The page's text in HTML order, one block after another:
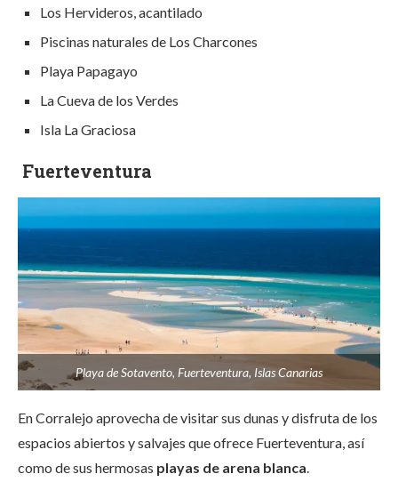
Los Hervideros, acantilado
Piscinas naturales de Los Charcones
Playa Papagayo
La Cueva de los Verdes
Isla La Graciosa
Fuerteventura
Playa de Sotavento, Fuerteventura, Islas Canarias
En Corralejo aprovecha de visitar sus dunas y disfruta de los
espacios abiertos y salvajes que ofrece Fuerteventura, así
como de sus hermosas playas de arena blanca.